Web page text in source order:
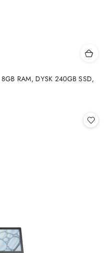
RAM, DYSK 240GB SSD,